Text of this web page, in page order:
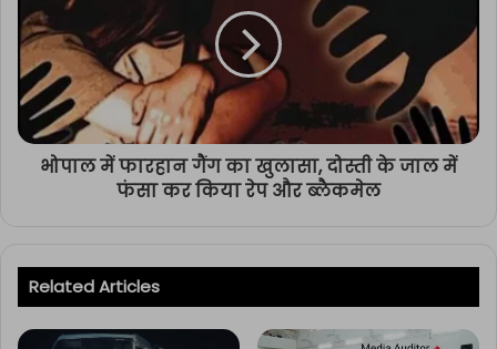
भोपाल में फारहान गैंग का खुलासा, दोस्ती के जाल में
फंसा कर किया रेप और ब्लैकमेल
Related Articles